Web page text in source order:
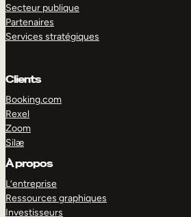
Secteur publique
Partenaires
Services stratégiques
Clients
Booking.com
Rexel
Zoom
Silæ
À propos
L’entreprise
Ressources graphiques
Investisseurs